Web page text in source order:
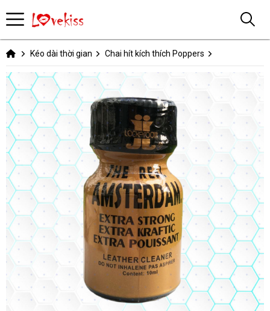
Kéo dài thời gian Chai hít kích thích Poppers